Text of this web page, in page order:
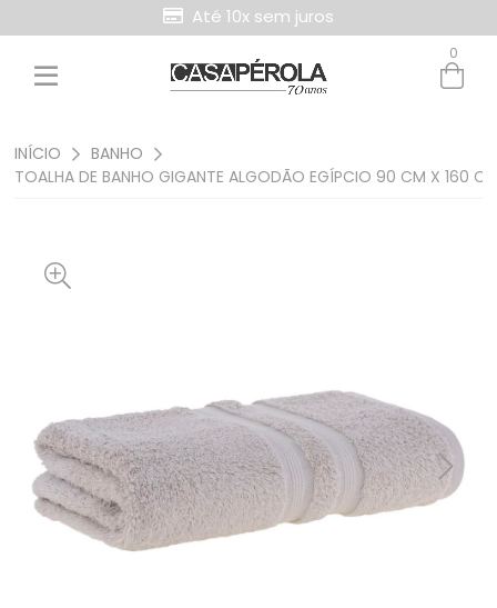
Entre com email ou cpf/cnpj
Até 10x sem juros
Retire Grátis na loja
0
INÍCIO
BANHO
TOALHA DE BANHO GIGANTE ALGODÃO EGÍPCIO 90 CM X 160